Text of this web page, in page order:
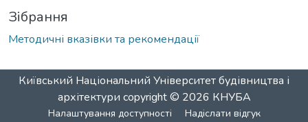
Зібрання
Методичні вказівки та рекомендації
Київський Національний Університет будівництва і
архітектури copyright © 2026 КНУБА
Налаштування доступності Надіслати відгук